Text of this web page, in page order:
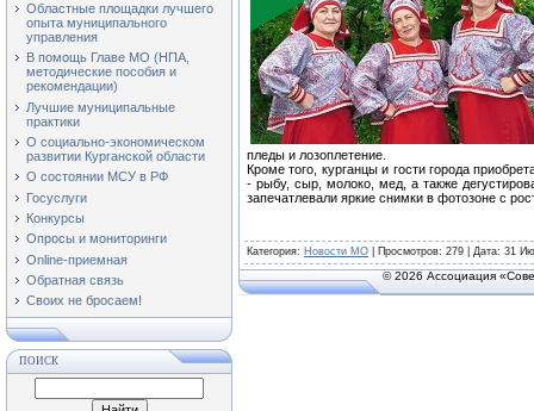
Областные площадки лучшего
опыта муниципального
управления
В помощь Главе МО (НПА,
методические пособия и
рекомендации)
Лучшие муниципальные
практики
О социально-экономическом
развитии Курганской области
О состоянии МСУ в РФ
Госуслуги
Конкурсы
Опросы и мониторинги
Online-приемная
Обратная связь
Своих не бросаем!
ПОИСК
пледы и лозоплетение.
Кроме того, курганцы и гости города
- рыбу, сыр, молоко, мед, а также
запечатлевали яркие снимки в фотозоне с
Категория: Новости МО Просмотров: 279 | Дата: 31
© 2026 Ассоциация